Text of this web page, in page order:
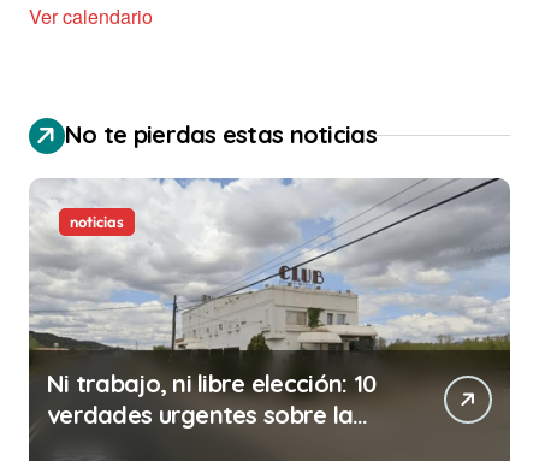
Ver calendario
No te pierdas estas noticias
noticias
Ni trabajo, ni libre elección: 10
verdades urgentes sobre la